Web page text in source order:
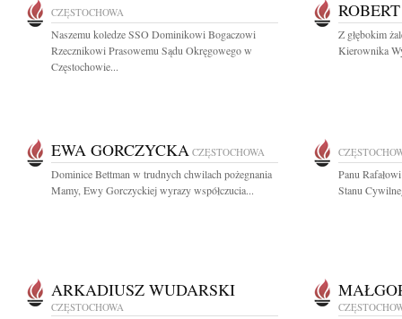
CZĘSTOCHOWA
Naszemu koledze SSO Dominikowi Bogaczowi
Rzecznikowi Prasowemu Sądu Okręgowego w
Częstochowie...
Z głębokim
Kierownika
EWA GORCZYCKA CZĘSTOCHOWA
Dominice Bettman w trudnych chwilach pożegnania
Mamy, Ewy Gorczyckiej wyrazy współczucia...
Panu
Stanu
ARKADIUSZ WUDARSKI
CZĘSTOCHOWA